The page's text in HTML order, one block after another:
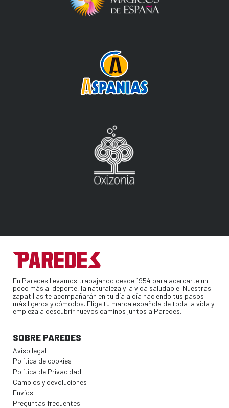
En Paredes llevamos trabajando desde 1954 para acercarte un
poco más al deporte, la naturaleza y la vida saludable. Nuestras
zapatillas te acompañarán en tu día a día haciendo tus pasos
más ligeros y cómodos. Elige tu marca española de toda la vida y
empieza a descubrir nuevos caminos juntos a Paredes.
SOBRE PAREDES
Aviso legal
Política de cookies
Política de Privacidad
Cambios y devoluciones
Envíos
Preguntas frecuentes